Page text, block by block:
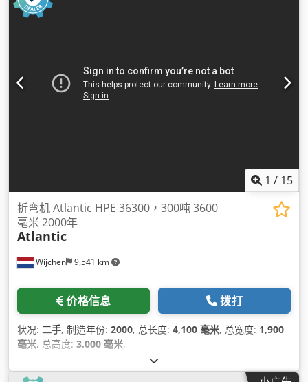
1 / 15
Wijchen 9,541 km
折弯机 Atlantic HPE 36300，300吨 3600
毫米 2000年
Atlantic
价格信息 拨打
状况: 二手, 制造年份: 2000, 总长度: 4,100 毫米, 总宽度: 1,900
毫米, 总高度: 3,000 毫米,